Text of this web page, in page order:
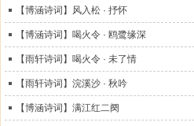
【博涵诗词】风入松 · 抒怀
【博涵诗词】喝火令 · 鸥鹭缘深
【雨轩诗词】喝火令 · 未了情
【雨轩诗词】浣溪沙 · 秋吟
【博涵诗词】满江红二阕